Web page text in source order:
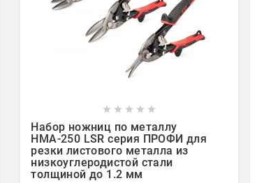
    
Набор ножниц по металлу
НМА-250 LSR серия ПРОФИ для
резки листового металла из
низкоуглеродистой стали
толщиной до 1.2 мм